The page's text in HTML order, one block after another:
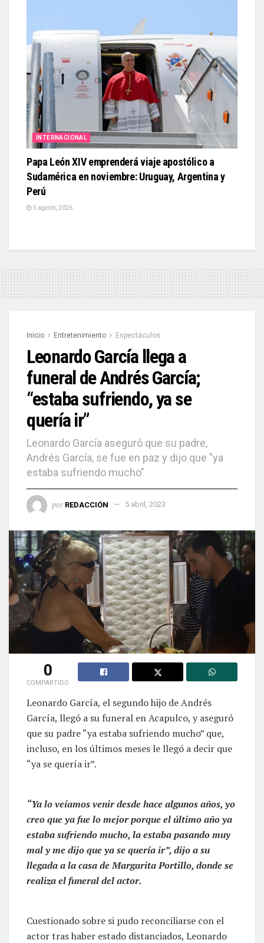
INTERNACIONAL
Papa León XIV emprenderá viaje apostólico a
Sudamérica en noviembre: Uruguay, Argentina y
Perú
5 agosto, 2026
Inicio Entretenimiento Espectáculos
Leonardo García llega a
funeral de Andrés García;
“estaba sufriendo, ya se
quería ir”
Leonardo García aseguró que su padre,
Andrés García, se fue en paz y dijo que "ya
estaba sufriendo mucho"
por REDACCIÓN 5 abril, 2023
0
COMPARTIDO
Leonardo García, el segundo hijo de Andrés
García, llegó a su funeral en Acapulco, y aseguró
que su padre “ya estaba sufriendo mucho” que,
incluso, en los últimos meses le llegó a decir que
“ya se quería ir”.
“Ya lo veíamos venir desde hace algunos años, yo
creo que ya fue lo mejor porque el último año ya
estaba sufriendo mucho, la estaba pasando muy
mal y me dijo que ya se quería ir”, dijo a su
llegada a la casa de Margarita Portillo, donde se
realiza el funeral del actor.
Cuestionado sobre si pudo reconciliarse con el
actor tras haber estado distanciados, Leonardo